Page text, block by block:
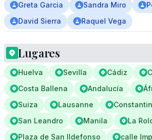
Greta Garcia
Sandra Miro
David Sierra
Raquel Vega
Lugares
Huelva Sevilla Cádiz
Costa Ballena
Andalucía
Suiza
Lausanne
San Leandro
Manila
La
Plaza de San Ildefonso
calle